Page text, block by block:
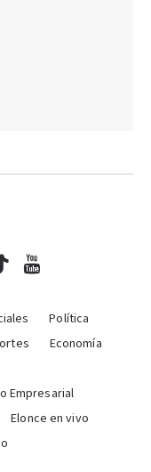
Política
Economía
Empresarial
Elonce en vivo